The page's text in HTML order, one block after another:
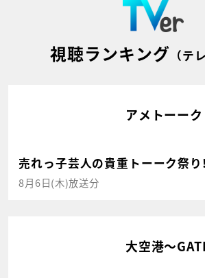
視聴ランキング （テ
アメトーーク
売れっ子芸人の貴重トーーク祭
8月6日(木)放送分
大空港～